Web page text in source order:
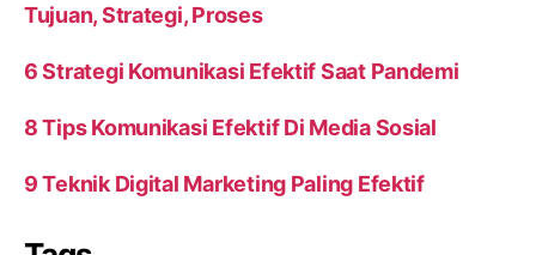
Tujuan, Strategi, Proses
6 Strategi Komunikasi Efektif Saat Pandemi
8 Tips Komunikasi Efektif Di Media Sosial
9 Teknik Digital Marketing Paling Efektif